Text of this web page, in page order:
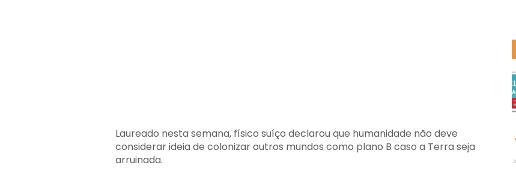
Laureado nesta semana, físico suíço declarou que humanidade não deve
considerar ideia de colonizar outros mundos como plano B caso a Terra seja
arruinada.